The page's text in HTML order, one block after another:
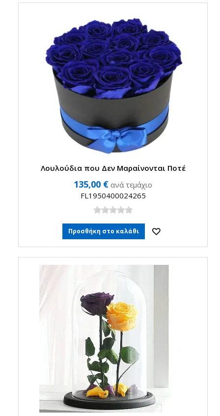
Λουλούδια που Δεν Μαραίνονται Ποτέ
135,00 € ανά τεμάχιο
FL1950400024265
Προσθήκη στο καλάθι